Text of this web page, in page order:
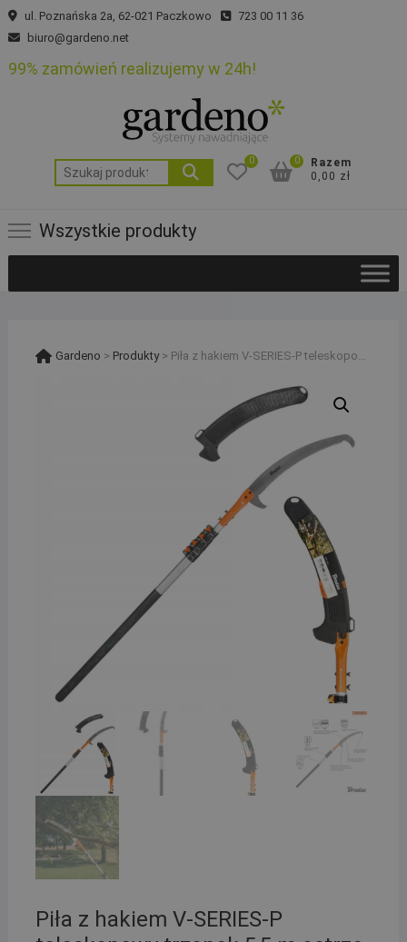
Skip
to
ul. Poznańska 2a, 62-021 Paczkowo
723 00 11 36
biuro@gardeno.net
99% zamówień realizujemy w 24h!
Szukaj:
0
Razem
0,00 zł
0
Wszystkie produkty
Gardeno > Produkty> Piła z hakiem V-SERIES-P teleskopowy trzonek 5,5 m ostrze 36 cm regulowana
Piła z hakiem V-SERIES-P